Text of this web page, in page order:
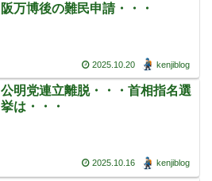
阪万博後の難民申請・・・
2025.10.20 kenjiblog
公明党連立離脱・・・首相指名選
挙は・・・
2025.10.16 kenjiblog